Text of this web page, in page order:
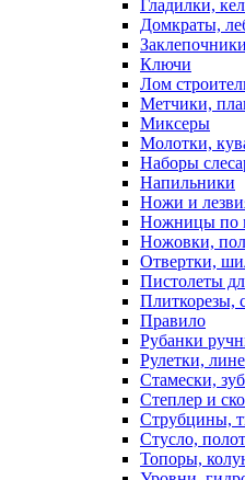
Гладилки,
Домкраты,
Ключи
Лом
Метчики,
Миксеры
Молотки,
Наборы
Напильники
Ножи и
Ножницы по
Ножовки,
Отвертки,
Пистолеты
Плиткорезы,
Правило
Рубанки
Рулетки,
Стамески,
Степлер и
Струбцины,
Стусло,
Топоры,